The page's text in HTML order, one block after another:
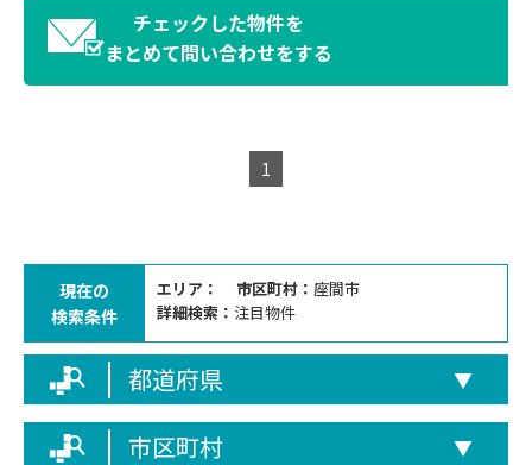
チェックした物件を
まとめて問い合わせをする
1
現在の
検索条件
エリア： 市区町村： 座間市
詳細検索： 注目物件
都道府県 ▼
市区町村 ▼